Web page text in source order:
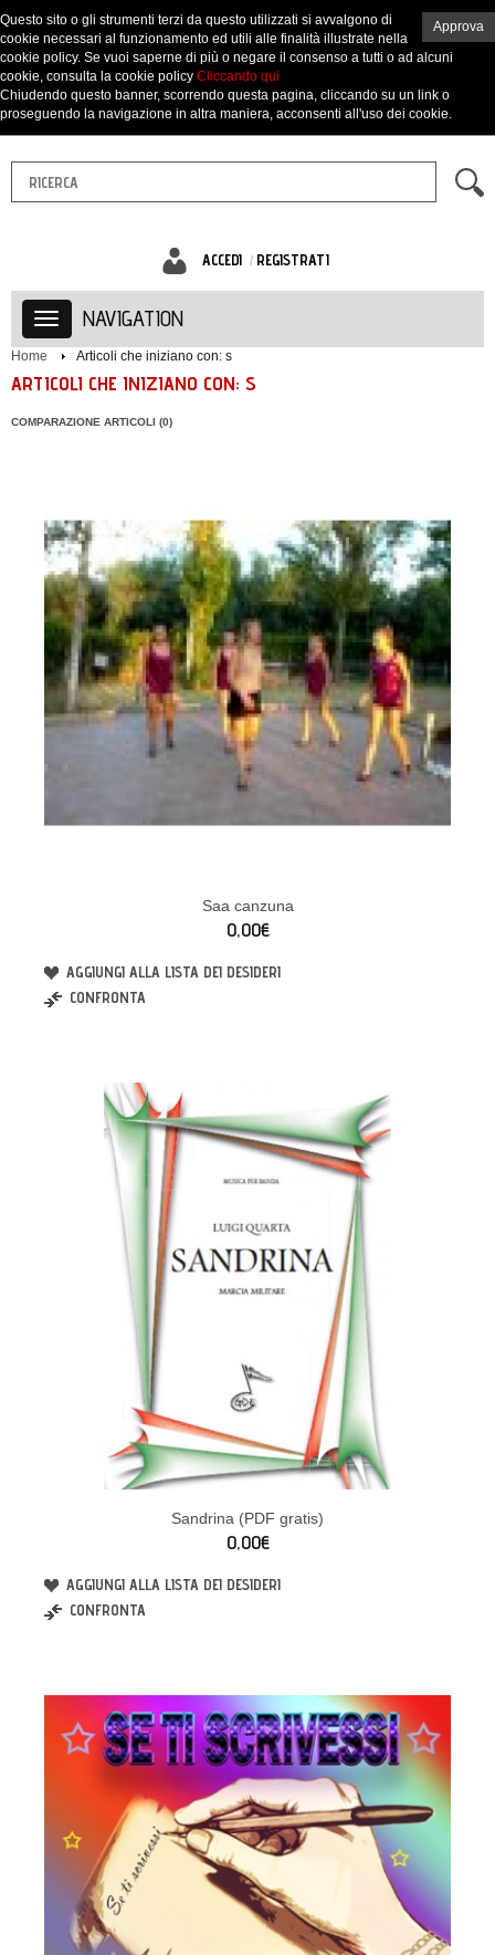
ACCEDI REGISTRATI
NAVIGATION
Home Articoli che iniziano con: s
ARTICOLI CHE INIZIANO CON: S
COMPARAZIONE ARTICOLI (0)
Saa canzuna
0,00€
AGGIUNGI ALLA LISTA DEI DESIDERI
CONFRONTA
Sandrina (PDF gratis)
0,00€
AGGIUNGI ALLA LISTA DEI DESIDERI
CONFRONTA
Approva
Questo sito o gli strumenti terzi da questo utilizzati si avvalgono di
cookie necessari al funzionamento ed utili alle finalità illustrate nella
cookie policy. Se vuoi saperne di più o negare il consenso a tutti o ad alcuni
cookie, consulta la cookie policy Cliccando qui
Chiudendo questo banner, scorrendo questa pagina, cliccando su un link o
proseguendo la navigazione in altra maniera, acconsenti all'uso dei cookie.